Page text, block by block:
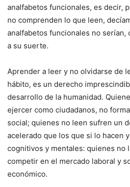
analfabetos funcionales, es decir,
no comprenden lo que leen,
analfabetos funcionales no serían,
a su suerte.
Aprender a leer y no olvidarse de
hábito, es un derecho
desarrollo de la humanidad.
ejercer como ciudadanos, no
social; quienes no leen sufren un
acelerado que los que si lo hacen
cognitivos y mentales: quienes no
competir en el mercado laboral y
económico.